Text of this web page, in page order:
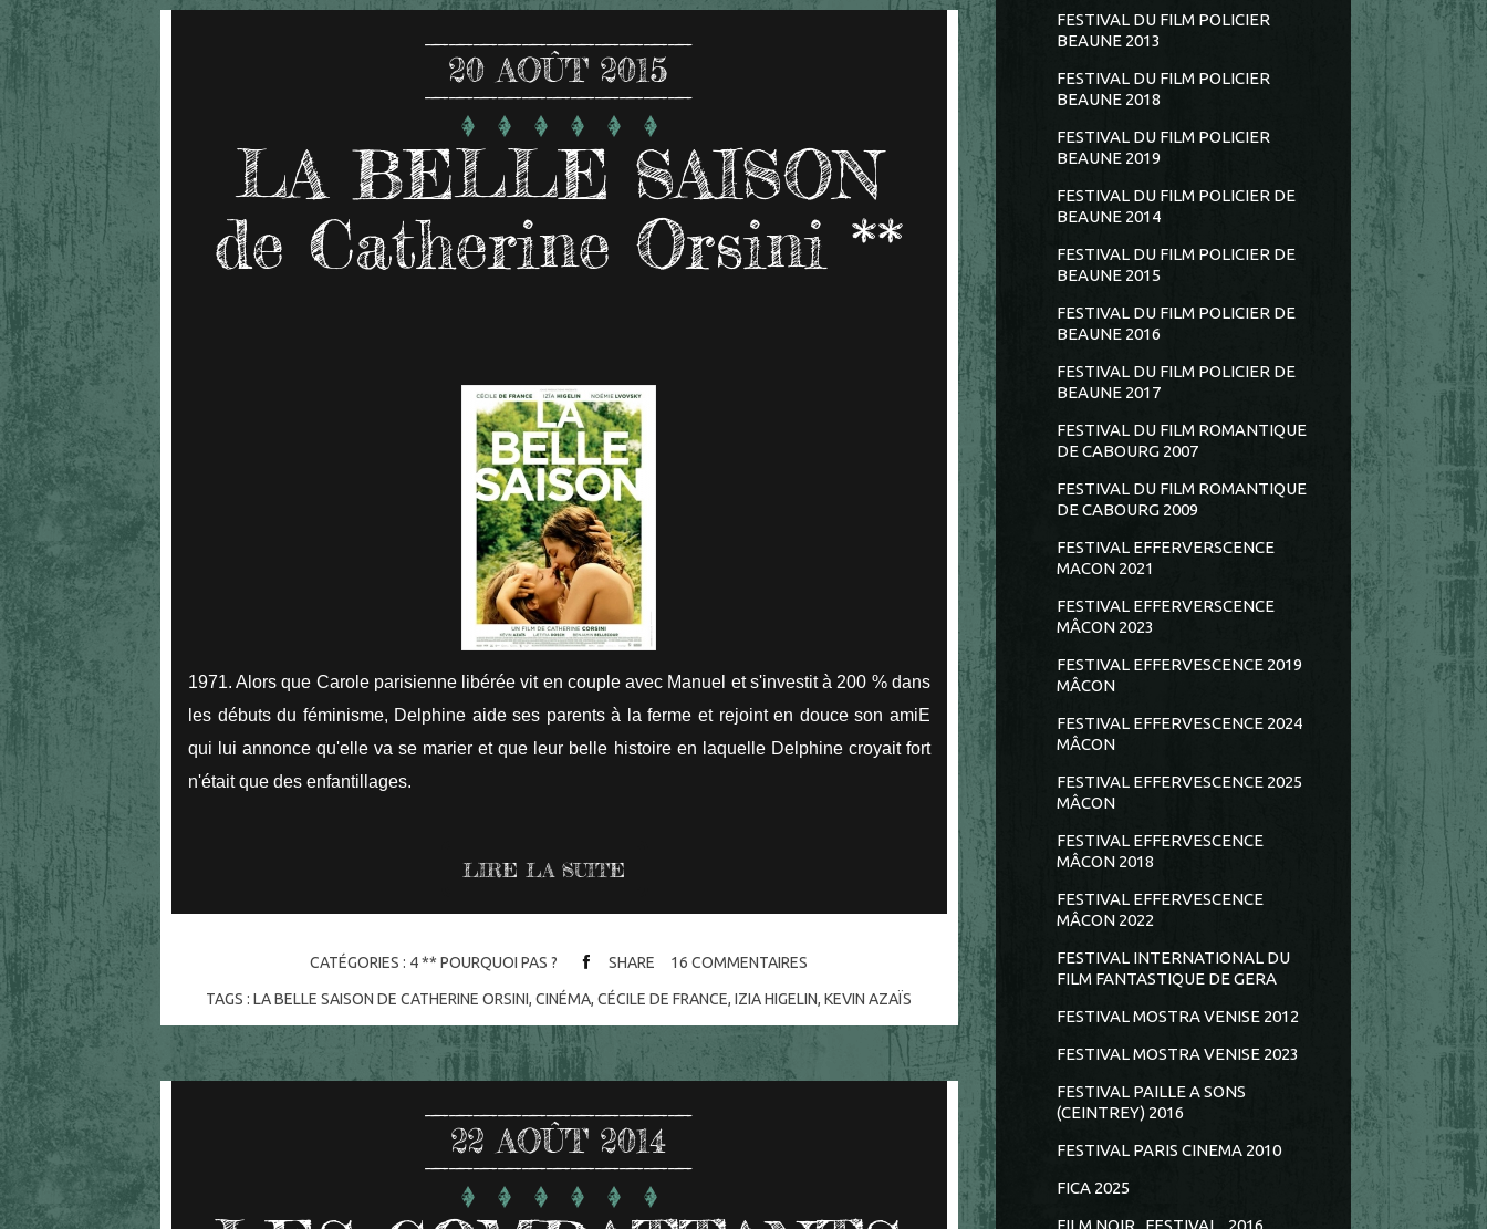
20 AOÛT 2015
LA BELLE SAISON
de Catherine Orsini **
1971. Alors que Carole parisienne libérée vit en couple avec Manuel et s'investit à 200 % dans
les débuts du féminisme, Delphine aide ses parents à la ferme et rejoint en douce son amiE
qui lui annonce qu'elle va se marier et que leur belle histoire en laquelle Delphine croyait fort
n'était que des enfantillages.
LIRE LA SUITE
CATÉGORIES : 4 ** POURQUOI PAS ? SHARE 16 COMMENTAIRES
TAGS :LA BELLE SAISON DE CATHERINE ORSINI,CINÉMA,CÉCILE DE FRANCE,IZIA HIGELIN,KEVIN AZAÏS
22 AOÛT 2014
FESTIVAL DU FILM POLICIER
BEAUNE 2013
FESTIVAL DU FILM POLICIER
BEAUNE 2018
FESTIVAL DU FILM POLICIER
BEAUNE 2019
FESTIVAL DU FILM POLICIER DE
BEAUNE 2014
FESTIVAL DU FILM POLICIER DE
BEAUNE 2015
FESTIVAL DU FILM POLICIER DE
BEAUNE 2016
FESTIVAL DU FILM POLICIER DE
BEAUNE 2017
FESTIVAL DU FILM ROMANTIQUE
DE CABOURG 2007
FESTIVAL DU FILM ROMANTIQUE
DE CABOURG 2009
FESTIVAL EFFERVERSCENCE
MACON 2021
FESTIVAL EFFERVERSCENCE
MÂCON 2023
FESTIVAL EFFERVESCENCE 2019
MÂCON
FESTIVAL EFFERVESCENCE 2024
MÂCON
FESTIVAL EFFERVESCENCE 2025
MÂCON
FESTIVAL EFFERVESCENCE
MÂCON 2018
FESTIVAL EFFERVESCENCE
MÂCON 2022
FESTIVAL INTERNATIONAL DU
FILM FANTASTIQUE DE GERA
FESTIVAL MOSTRA VENISE 2012
FESTIVAL MOSTRA VENISE 2023
FESTIVAL PAILLE A SONS
(CEINTREY) 2016
FESTIVAL PARIS CINEMA 2010
FICA 2025